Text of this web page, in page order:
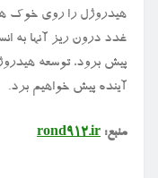
هیدروژل را روی خوک
غدد درون ریز آنها به
پیش برود، توسعه
آینده پیش خواهیم برد.
منبع: rond912.ir